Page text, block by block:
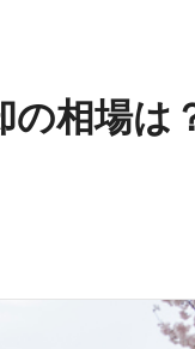
相場は